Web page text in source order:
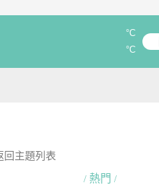
°C
°C
回主題列表
熱門